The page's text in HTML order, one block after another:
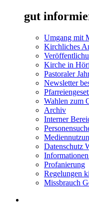
gut
Umgang mit
Kirchliches
Kirche in
Pastoraler
Newsletter
Wahlen zum
Archiv
Interner
Datenschutz
Profanierung
Regelungen
Missbrauch